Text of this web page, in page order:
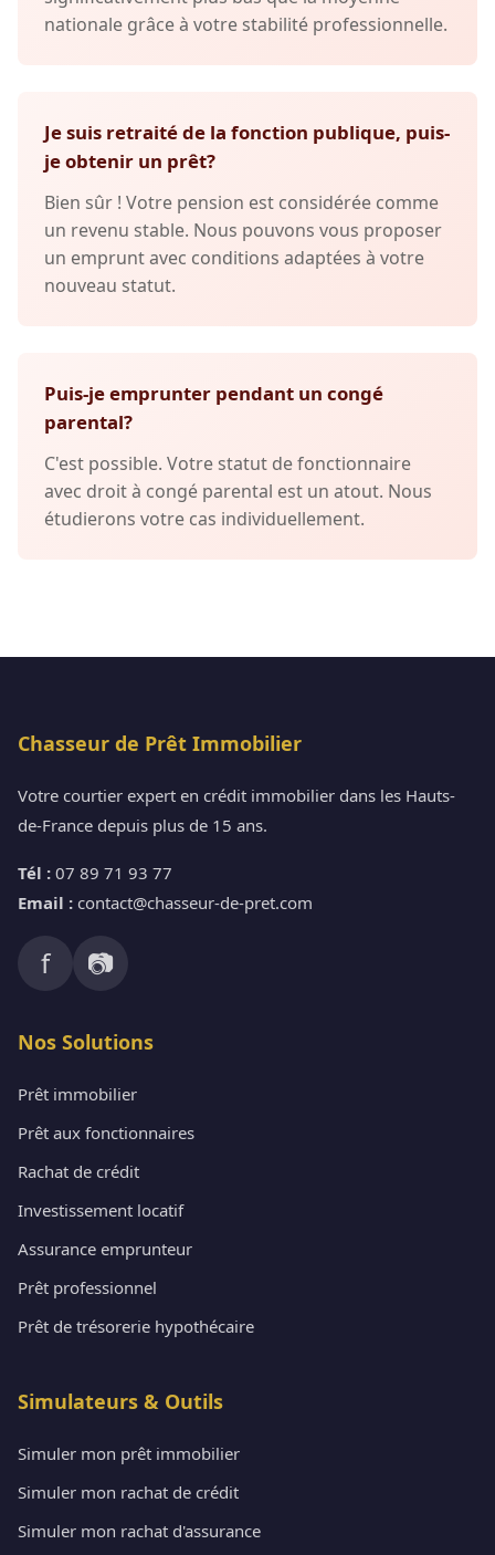
nationale grâce à votre stabilité professionnelle.
Je suis retraité de la fonction publique, puis-
je obtenir un prêt?
Bien sûr ! Votre pension est considérée comme
un revenu stable. Nous pouvons vous proposer
un emprunt avec conditions adaptées à votre
nouveau statut.
Puis-je emprunter pendant un congé
parental?
C'est possible. Votre statut de fonctionnaire
avec droit à congé parental est un atout. Nous
étudierons votre cas individuellement.
Chasseur de Prêt Immobilier
Votre courtier expert en crédit immobilier dans les Hauts-
de-France depuis plus de 15 ans.
Tél : 07 89 71 93 77
Email : contact@chasseur-de-pret.com
f 📷
Nos Solutions
Prêt immobilier
Prêt aux fonctionnaires
Rachat de crédit
Investissement locatif
Assurance emprunteur
Prêt professionnel
Prêt de trésorerie hypothécaire
Simulateurs & Outils
Simuler mon prêt immobilier
Simuler mon rachat de crédit
Simuler mon rachat d'assurance